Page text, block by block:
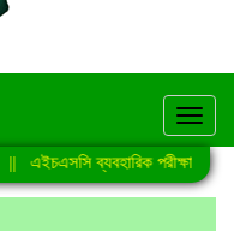
এইচএসসি ব্যবহারিক পরীক্ষা-2026